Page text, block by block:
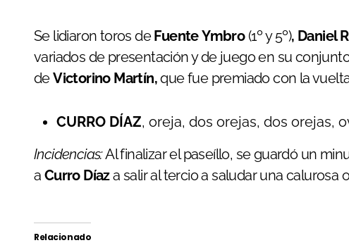
Se lidiaron toros deFuenteYmbro (1º y 5º), Daniel
variados de presentación y de juego en su
deVictorino Martín,que fue premiado con la
CURRO DÍAZ, oreja, dos orejas, dos orejas,
Incidencias:Al finalizar el paseíllo, se guardó un
a Curro Díaza salir al tercio a saludar una calurosa
Relacionado